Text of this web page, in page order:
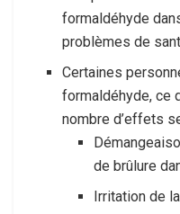
formaldéhyde
problèmes de
Certaines
formaldéhyde, ce
nombre d’effets
de brûlure
Irritation de